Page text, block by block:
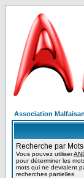
Association
Recherche par
Vous pouvez utiliser
pour déterminer les
mots qui ne devraient
recherches partielles